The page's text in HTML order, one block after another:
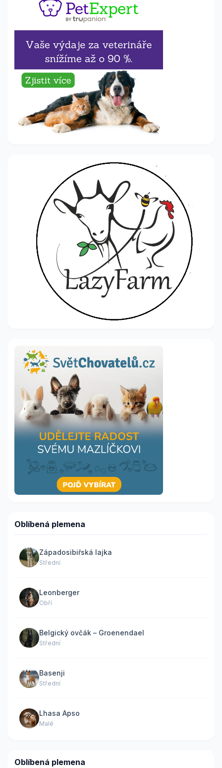
Oblíbená plemena
Západosibiřská lajka
Střední
Leonberger
Obří
Belgický ovčák – Groenendael
Střední
Basenji
Střední
Lhasa Apso
Malé
Oblíbená plemena